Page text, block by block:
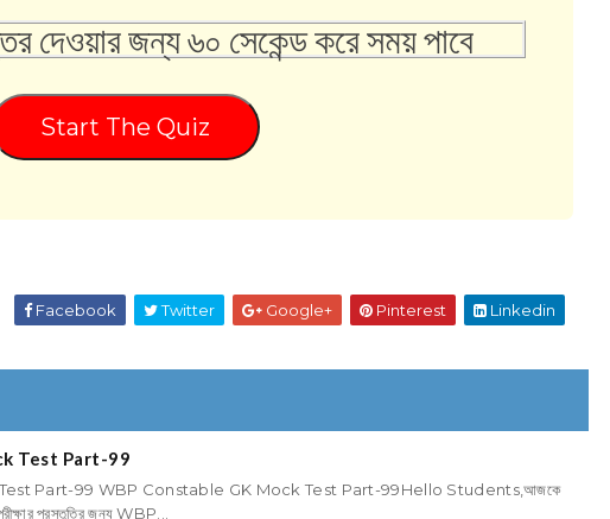
দেওয়ার জন্য ৬০ সেকেন্ড করে সময় পাবে
Start The Quiz
Facebook Twitter Google+ Pinterest Linkedin
Test Part-99
Part-99 WBP Constable GK Mock Test Part-99Hello Students,আজকে
প্রস্তুতির জন্য WBP...